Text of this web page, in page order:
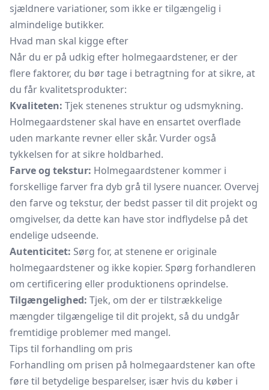
sjældnere variationer, som ikke er tilgængelig i
almindelige butikker.
Hvad man skal kigge efter
Når du er på udkig efter holmegaardstener, er der
flere faktorer, du bør tage i betragtning for at sikre, at
du får kvalitetsprodukter:
Kvaliteten: Tjek stenenes struktur og udsmykning.
Holmegaardstener skal have en ensartet overflade
uden markante revner eller skår. Vurder også
tykkelsen for at sikre holdbarhed.
Farve og tekstur: Holmegaardstener kommer i
forskellige farver fra dyb grå til lysere nuancer. Overvej
den farve og tekstur, der bedst passer til dit projekt og
omgivelser, da dette kan have stor indflydelse på det
endelige udseende.
Autenticitet: Sørg for, at stenene er originale
holmegaardstener og ikke kopier. Spørg forhandleren
om certificering eller produktionens oprindelse.
Tilgængelighed: Tjek, om der er tilstrækkelige
mængder tilgængelige til dit projekt, så du undgår
fremtidige problemer med mangel.
Tips til forhandling om pris
Forhandling om prisen på holmegaardstener kan ofte
føre til betydelige besparelser, især hvis du køber i